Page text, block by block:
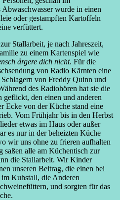
Abwaschwasser wurde in einen
oder gestampften Kartoffeln
verfüttert.
Stallarbeit, je nach Jahreszeit,
zu einem Kartenspiel wie
ärgere dich nicht. Für die
von Radio Kärnten eine
von Freddy Quinn und
des Radiohören hat sie die
geflickt, den einen und anderen
Ecke von der Küche stand eine
Vom Frühjahr bis in den Herbst
etwas im Haus oder außer
es nur in der beheizten Küche
wir uns ohne zu frieren aufhalten
saßen alle am Küchentisch zur
die Stallarbeit. Wir Kinder
unseren Beitrag, die einen bei
Kuhstall, die Anderen
und sorgten für das